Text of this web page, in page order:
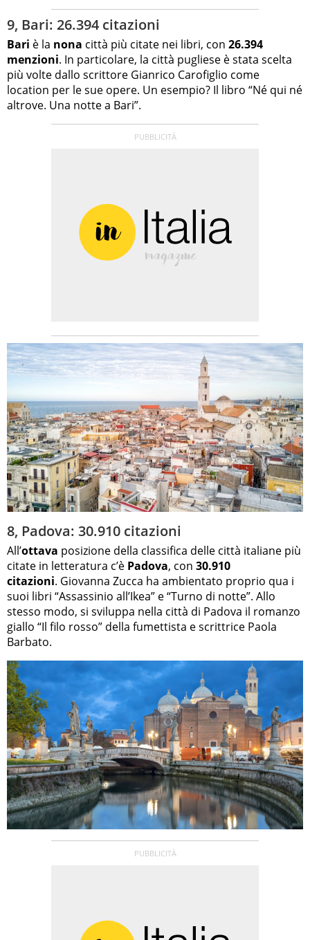
9, Bari: 26.394 citazioni
Bari è la nona città più citate nei libri, con 26.394
menzioni. In particolare, la città pugliese è stata scelta
più volte dallo scrittore Gianrico Carofiglio come
location per le sue opere. Un esempio? Il libro “Né qui né
altrove. Una notte a Bari”.
8, Padova: 30.910 citazioni
All’ottava posizione della classifica delle città italiane più
citate in letteratura c’è Padova, con 30.910
citazioni. Giovanna Zucca ha ambientato proprio qua i
suoi libri “Assassinio all’Ikea” e “Turno di notte”. Allo
stesso modo, si sviluppa nella città di Padova il romanzo
giallo “Il filo rosso” della fumettista e scrittrice Paola
Barbato.